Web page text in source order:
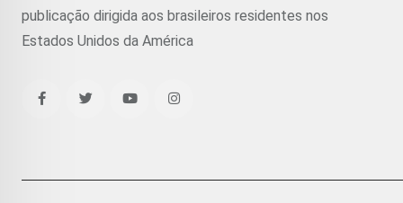
publicação dirigida aos brasileiros residentes nos
Estados Unidos da América